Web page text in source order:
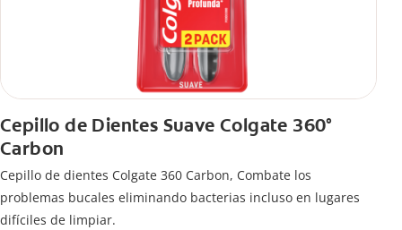
Cepillo de Dientes Suave Colgate 360°
Carbon
Cepillo de dientes Colgate 360 ​​Carbon, Combate los
problemas bucales eliminando bacterias incluso en lugares
difíciles de limpiar.